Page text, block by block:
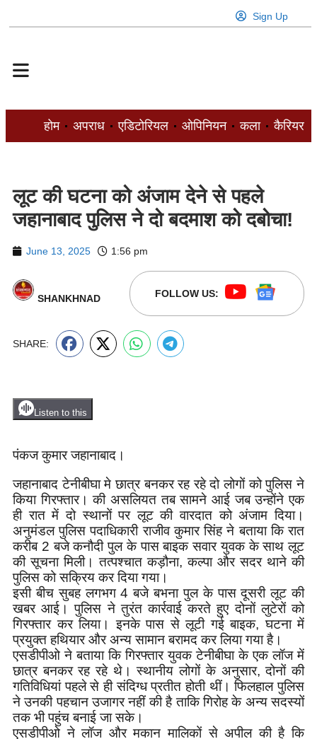
Sign Up
होम अपराध एडिटोरियल ओपिनियन कला कैरियर
लूट की घटना को अंजाम देने से पहले
जहानाबाद पुलिस ने दो बदमाश को दबोचा!
June 13, 2025 1:56 pm
SHANKHNAD FOLLOW US:
SHARE:
Listen to this
पंकज कुमार जहानाबाद।
जहानाबाद टेनीबीघा मे छात्र बनकर रह रहे दो लोगों को पुलिस ने
किया गिरफ्तार। की असलियत तब सामने आई जब उन्होंने एक
ही रात में दो स्थानों पर लूट की वारदात को अंजाम दिया।
अनुमंडल पुलिस पदाधिकारी राजीव कुमार सिंह ने बताया कि रात
करीब 2 बजे कनौदी पुल के पास बाइक सवार युवक के साथ लूट
की सूचना मिली। तत्पश्चात कड़ौना, कल्पा और सदर थाने की
पुलिस को सक्रिय कर दिया गया।
इसी बीच सुबह लगभग 4 बजे बभना पुल के पास दूसरी लूट की
खबर आई। पुलिस ने तुरंत कार्रवाई करते हुए दोनों लुटेरों को
गिरफ्तार कर लिया। इनके पास से लूटी गई बाइक, घटना में
प्रयुक्त हथियार और अन्य सामान बरामद कर लिया गया है।
एसडीपीओ ने बताया कि गिरफ्तार युवक टेनीबीघा के एक लॉज में
छात्र बनकर रह रहे थे। स्थानीय लोगों के अनुसार, दोनों की
गतिविधियां पहले से ही संदिग्ध प्रतीत होती थीं। फिलहाल पुलिस
ने उनकी पहचान उजागर नहीं की है ताकि गिरोह के अन्य सदस्यों
तक भी पहुंच बनाई जा सके।
एसडीपीओ ने लॉज और मकान मालिकों से अपील की है कि